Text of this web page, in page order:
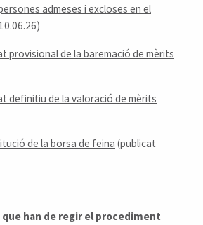
admeses i excloses en el
provisional de la baremació de mèrits
definitiu de la valoració de mèrits
de la borsa de feina (publicat
que han de regir el procediment